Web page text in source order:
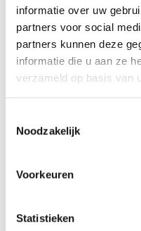
informatie over uw
partners voor social
partners kunnen deze
informatie die u aan ze
verzameld op basis van
Noodzakelijk
Voorkeuren
Statistieken
Bo-Camp
Bo-Camp Anti